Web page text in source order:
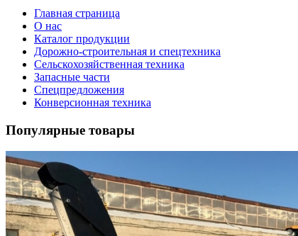
Главная страница
О нас
Каталог продукции
Дорожно-строительная и спецтехника
Сельскохозяйственная техника
Запасные части
Спецпредложения
Конверсионная техника
Популярные товары